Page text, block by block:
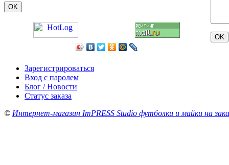
Зарегистрироваться
Вход с паролем
Блог / Новости
Статус заказа
© Интернет-магазин ImPRESS Studio футболки и майки на